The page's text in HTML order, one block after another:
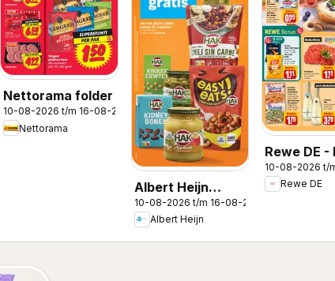
Nettorama folder
10-08-2026 t/m 16-08-2026
Nettorama
Albert Heijn
folder week 33
10-08-2026 t/m 16-08-2026
Albert Heijn
Rewe DE -
Folder
10-08-2026 t/
Rewe DE